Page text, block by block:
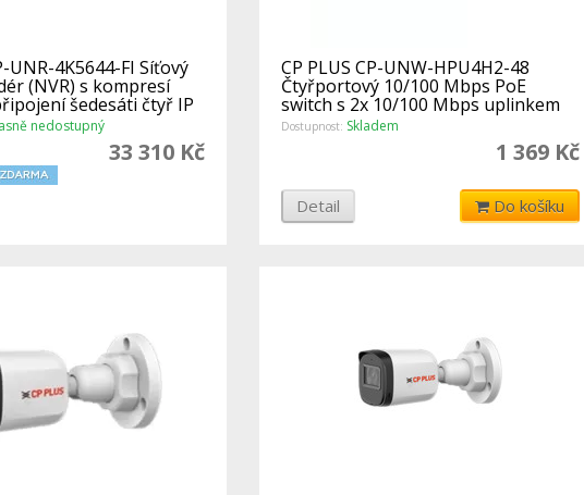
UNR-4K5644-FI Síťový
(NVR) s kompresí
šedesáti čtyř IP
nedostupný
33 310 Kč
CP PLUS CP-UNW-HPU4H2-48
Čtyřportový 10/100 Mbps PoE
switch s 2x 10/100 Mbps uplinkem
Dostupnost: Skladem
1 369 Kč
Detail Do košíku